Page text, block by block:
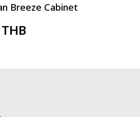
Breeze Cabinet
THB